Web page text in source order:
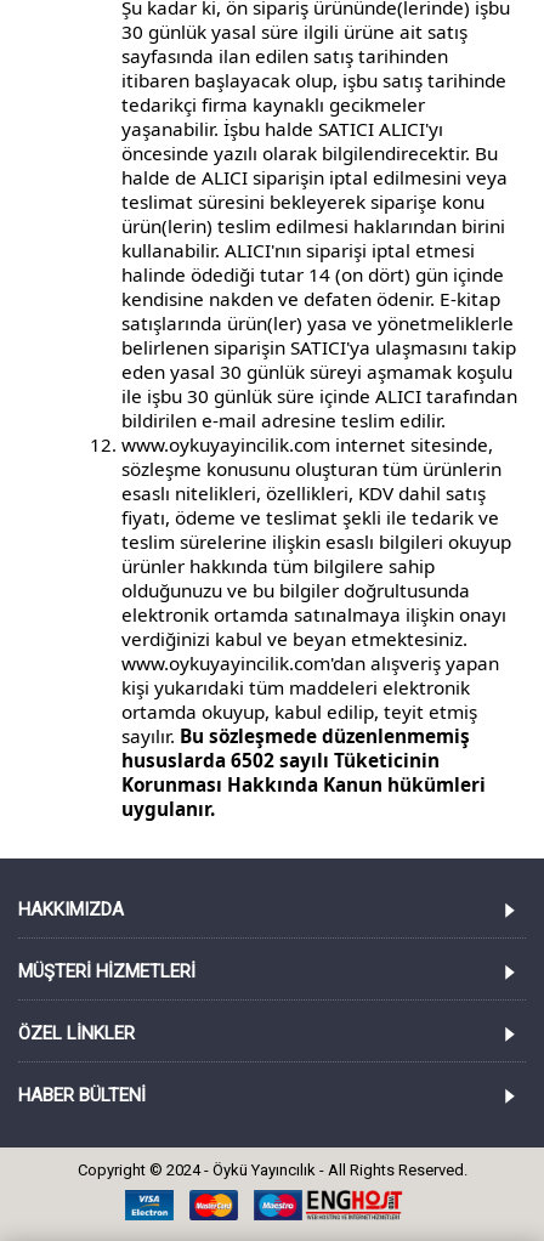
Şu kadar ki, ön sipariş ürününde(lerinde) işbu
30 günlük yasal süre ilgili ürüne ait satış
sayfasında ilan edilen satış tarihinden
itibaren başlayacak olup, işbu satış tarihinde
tedarikçi firma kaynaklı gecikmeler
yaşanabilir. İşbu halde SATICI ALICI'yı
öncesinde yazılı olarak bilgilendirecektir. Bu
halde de ALICI siparişin iptal edilmesini veya
teslimat süresini bekleyerek siparişe konu
ürün(lerin) teslim edilmesi haklarından birini
kullanabilir. ALICI'nın siparişi iptal etmesi
halinde ödediği tutar 14 (on dört) gün içinde
kendisine nakden ve defaten ödenir. E-kitap
satışlarında ürün(ler) yasa ve yönetmeliklerle
belirlenen siparişin SATICI'ya ulaşmasını takip
eden yasal 30 günlük süreyi aşmamak koşulu
ile işbu 30 günlük süre içinde ALICI tarafından
bildirilen e-mail adresine teslim edilir.
www.oykuyayincilik.com internet sitesinde,
sözleşme konusunu oluşturan tüm ürünlerin
esaslı nitelikleri, özellikleri, KDV dahil satış
fiyatı, ödeme ve teslimat şekli ile tedarik ve
teslim sürelerine ilişkin esaslı bilgileri okuyup
ürünler hakkında tüm bilgilere sahip
olduğunuzu ve bu bilgiler doğrultusunda
elektronik ortamda satınalmaya ilişkin onayı
verdiğinizi kabul ve beyan etmektesiniz.
www.oykuyayincilik.com'dan alışveriş yapan
kişi yukarıdaki tüm maddeleri elektronik
ortamda okuyup, kabul edilip, teyit etmiş
sayılır. Bu sözleşmede düzenlenmemiş
hususlarda 6502 sayılı Tüketicinin
Korunması Hakkında Kanun hükümleri
uygulanır.
HAKKIMIZDA
MÜŞTERI HIZMETLERI
ÖZEL LINKLER
HABER BÜLTENI
Copyright © 2024 - Öykü Yayıncılık - All Rights Reserved.